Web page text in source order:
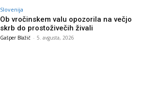
Slovenija
Ob vročinskem valu opozorila na večjo
skrb do prostoživečih živali
Gašper Blažič - 5. avgusta, 2026